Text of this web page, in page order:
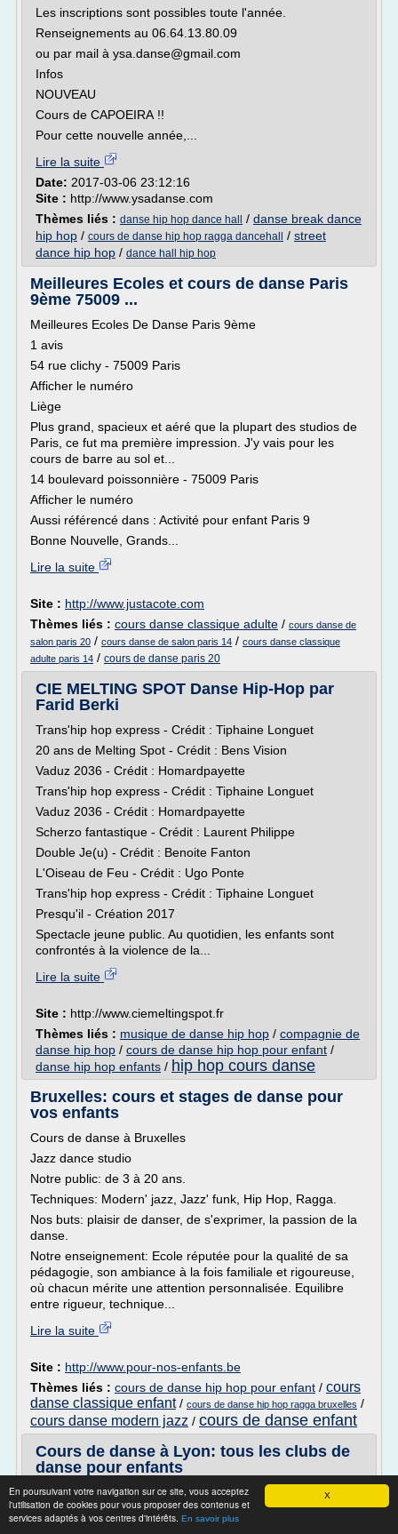
X
En poursuivant votre navigation sur ce site, vous acceptez
l'utilisation de cookies pour vous proposer des contenus et
services adaptés à vos centres d'intérêts. En savoir plus
Les inscriptions sont possibles toute l'année.
Renseignements au 06.64.13.80.09
ou par mail à ysa.danse@gmail.com
Infos
NOUVEAU
Cours de CAPOEIRA !!
Pour cette nouvelle année,...
Lire la suite
Date: 2017-03-06 23:12:16
Site : http://www.ysadanse.com
Thèmes liés : danse hip hop dance hall / danse break dance
hip hop / cours de danse hip hop ragga dancehall / street
dance hip hop / dance hall hip hop
Meilleures Ecoles et cours de danse Paris
9ème 75009 ...
Meilleures Ecoles De Danse Paris 9ème
1 avis
54 rue clichy - 75009 Paris
Afficher le numéro
Liège
Plus grand, spacieux et aéré que la plupart des studios de
Paris, ce fut ma première impression. J'y vais pour les
cours de barre au sol et...
14 boulevard poissonnière - 75009 Paris
Afficher le numéro
Aussi référencé dans : Activité pour enfant Paris 9
Bonne Nouvelle, Grands...
Lire la suite
Site : http://www.justacote.com
Thèmes liés : cours danse classique adulte / cours danse de
salon paris 20 / cours danse de salon paris 14 / cours danse classique
adulte paris 14 / cours de danse paris 20
CIE MELTING SPOT Danse Hip-Hop par
Farid Berki
Trans'hip hop express - Crédit : Tiphaine Longuet
20 ans de Melting Spot - Crédit : Bens Vision
Vaduz 2036 - Crédit : Homardpayette
Trans'hip hop express - Crédit : Tiphaine Longuet
Vaduz 2036 - Crédit : Homardpayette
Scherzo fantastique - Crédit : Laurent Philippe
Double Je(u) - Crédit : Benoite Fanton
L'Oiseau de Feu - Crédit : Ugo Ponte
Trans'hip hop express - Crédit : Tiphaine Longuet
Presqu'il - Création 2017
Spectacle jeune public. Au quotidien, les enfants sont
confrontés à la violence de la...
Lire la suite
Site : http://www.ciemeltingspot.fr
Thèmes liés : musique de danse hip hop / compagnie de
danse hip hop / cours de danse hip hop pour enfant /
danse hip hop enfants / hip hop cours danse
Bruxelles: cours et stages de danse pour
vos enfants
Cours de danse à Bruxelles
Jazz dance studio
Notre public: de 3 à 20 ans.
Techniques: Modern' jazz, Jazz' funk, Hip Hop, Ragga.
Nos buts: plaisir de danser, de s'exprimer, la passion de la
danse.
Notre enseignement: Ecole réputée pour la qualité de sa
pédagogie, son ambiance à la fois familiale et rigoureuse,
où chacun mérite une attention personnalisée. Equilibre
entre rigueur, technique...
Lire la suite
Site : http://www.pour-nos-enfants.be
Thèmes liés : cours de danse hip hop pour enfant / cours
danse classique enfant/ cours de danse hip hop ragga bruxelles /
cours danse modern jazz / cours de danse enfant
Cours de danse à Lyon: tous les clubs de
danse pour enfants
A partir du
21 Septembre 2016